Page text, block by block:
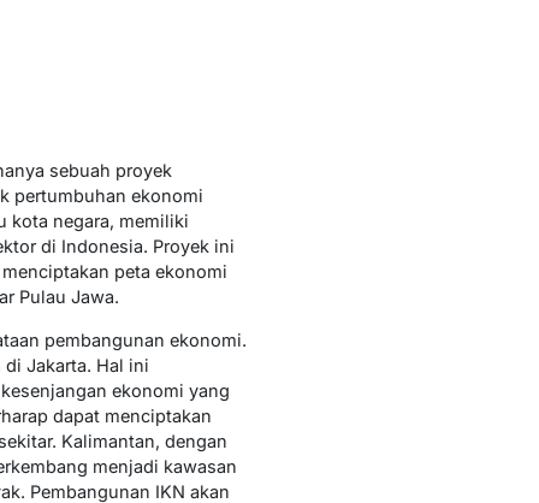
sebuah proyek
pertumbuhan ekonomi
kota negara, memiliki
di Indonesia. Proyek ini
peta ekonomi
Pulau Jawa.
pembangunan ekonomi.
Jakarta. Hal ini
ekonomi yang
dapat menciptakan
Kalimantan, dengan
menjadi kawasan
Pembangunan IKN akan